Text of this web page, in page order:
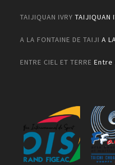
TAIJIQUAN IVRY TAIJIQUAN
A LA FONTAINE DE TAIJI A
ENTRE CIEL ET TERRE Entre